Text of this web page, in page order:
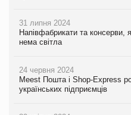
31 липня 2024
Напівфабрикати та консерви,
нема світла
24 червня 2024
Meest Пошта і Shop-Express
українських підприємців